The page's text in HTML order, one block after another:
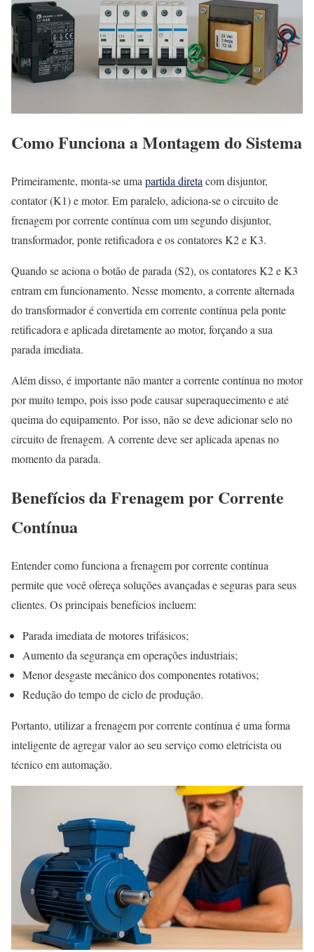
Como Funciona a Montagem do Sistema
Primeiramente, monta-se uma partida direta com disjuntor,
contator (K1) e motor. Em paralelo, adiciona-se o circuito de
frenagem por corrente contínua com um segundo disjuntor,
transformador, ponte retificadora e os contatores K2 e K3.
Quando se aciona o botão de parada (S2), os contatores K2 e K3
entram em funcionamento. Nesse momento, a corrente alternada
do transformador é convertida em corrente contínua pela ponte
retificadora e aplicada diretamente ao motor, forçando a sua
parada imediata.
Além disso, é importante não manter a corrente contínua no motor
por muito tempo, pois isso pode causar superaquecimento e até
queima do equipamento. Por isso, não se deve adicionar selo no
circuito de frenagem. A corrente deve ser aplicada apenas no
momento da parada.
Benefícios da Frenagem por Corrente
Contínua
Entender como funciona a frenagem por corrente contínua
permite que você ofereça soluções avançadas e seguras para seus
clientes. Os principais benefícios incluem:
Parada imediata de motores trifásicos;
Aumento da segurança em operações industriais;
Menor desgaste mecânico dos componentes rotativos;
Redução do tempo de ciclo de produção.
Portanto, utilizar a frenagem por corrente contínua é uma forma
inteligente de agregar valor ao seu serviço como eletricista ou
técnico em automação.